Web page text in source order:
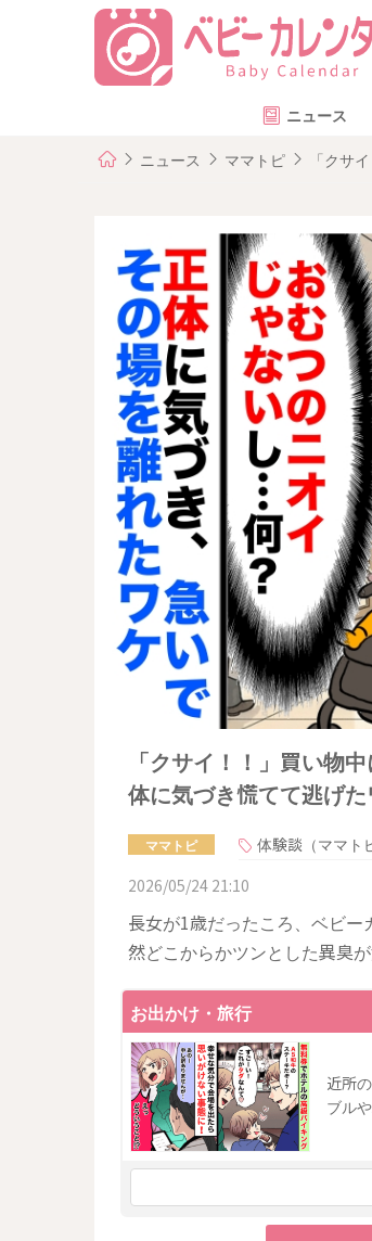
ニュース
ニュース ママトピ 「クサ
「クサイ！！」買い物
体に気づき慌てて逃げた
ママトピ 体験談（ママト
2026/05/24 21:10
長女が1歳だったころ、ベビ
然どこからかツンとした異臭
お出かけ・旅行
近所
ブル